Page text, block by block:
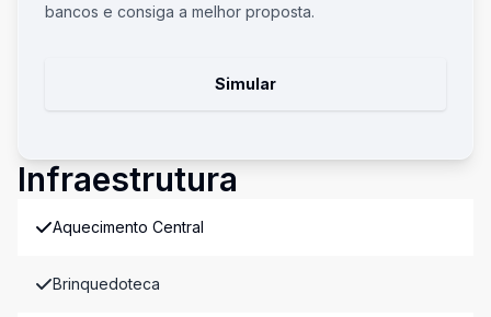
bancos e consiga a melhor proposta.
Simular
Infraestrutura
Aquecimento Central
Brinquedoteca